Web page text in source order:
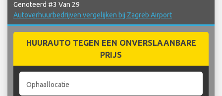
Genoteerd #3 Van 29
Autoverhuurbedrijven vergelijken bij Zagreb Airport
HUURAUTO TEGEN EEN ONVERSLAANBARE
PRIJS
Ophaallocatie